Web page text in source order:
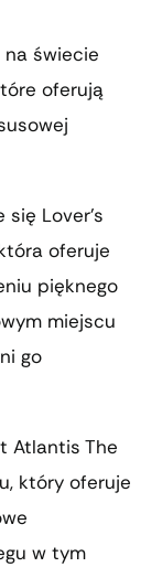
świecie
oferują
Lover’s
oferuje
pięknego
miejscu
go
Atlantis The
który oferuje
w tym